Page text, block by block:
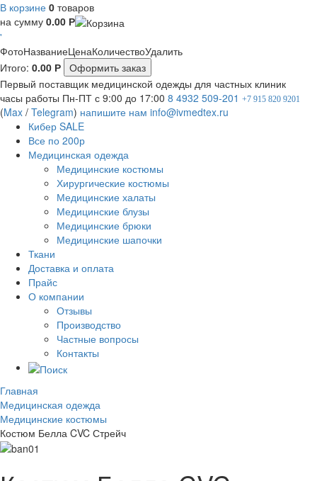
В корзине 0 товаров
на сумму 0.00 Р
'
ФотоНазваниеЦенаКоличествоУдалить
Итого: 0.00 Р Оформить заказ
Первый поставщик медицинской одежды для частных клиник
часы работы Пн-ПТ с 9:00 до 17:00 8 4932 509-201 +7 915 820 9201
(Max / Telegram) напишите нам info@ivmedtex.ru
Кибер SALE
Все по 200р
Медицинская одежда
Медицинские костюмы
Хирургические костюмы
Медицинские халаты
Медицинские блузы
Медицинские брюки
Медицинские шапочки
Ткани
Доставка и оплата
Прайс
О компании
Отзывы
Производство
Частные вопросы
Контакты
Главная
Медицинская одежда
Медицинские костюмы
Костюм Белла CVC Стрейч